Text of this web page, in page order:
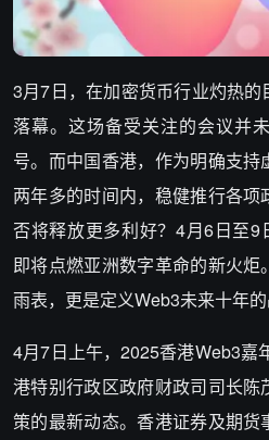
3月7日，在加密货币行业灼热
落幕。这场备受关注的会议并
号。而中国香港，作为明确支
两年多的时间内，稳健推行各
否将释放更多利好？4月6日至9
即将点燃亚洲数字革命的新火
雨表，更是定义Web3未来十年的
4月7日上午，2025香港Web3嘉
港特别行政区政府财政司司长
策的最新动态。香港证券及期